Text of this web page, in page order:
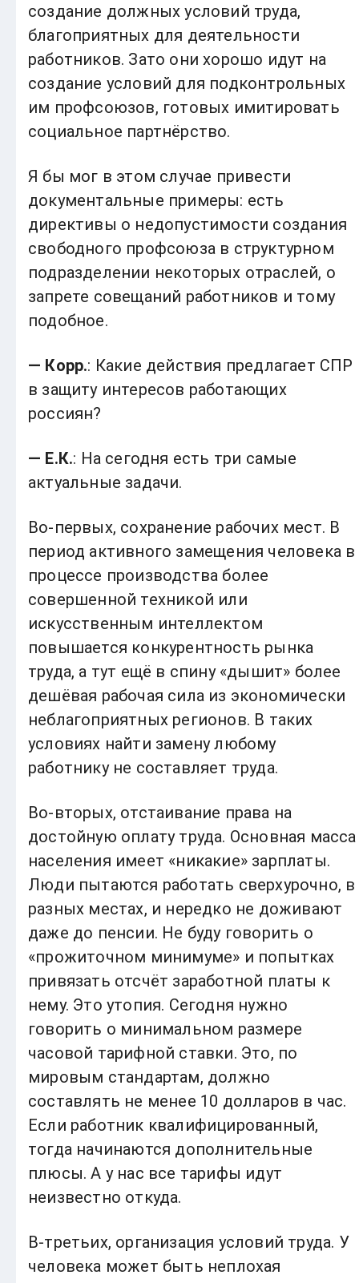
создание должных условий труда,
благоприятных для деятельности
работников. Зато они хорошо идут на
создание условий для подконтрольных
им профсоюзов, готовых имитировать
социальное партнёрство.
Я бы мог в этом случае привести
документальные примеры: есть
директивы о недопустимости создания
свободного профсоюза в структурном
подразделении некоторых отраслей, о
запрете совещаний работников и тому
подобное.
— Корр.: Какие действия предлагает СПР
в защиту интересов работающих
россиян?
— Е.К.: На сегодня есть три самые
актуальные задачи.
Во-первых, сохранение рабочих мест. В
период активного замещения человека в
процессе производства более
совершенной техникой или
искусственным интеллектом
повышается конкурентность рынка
труда, а тут ещё в спину «дышит» более
дешёвая рабочая сила из экономически
неблагоприятных регионов. В таких
условиях найти замену любому
работнику не составляет труда.
Во-вторых, отстаивание права на
достойную оплату труда. Основная масса
населения имеет «никакие» зарплаты.
Люди пытаются работать сверхурочно, в
разных местах, и нередко не доживают
даже до пенсии. Не буду говорить о
«прожиточном минимуме» и попытках
привязать отсчёт заработной платы к
нему. Это утопия. Сегодня нужно
говорить о минимальном размере
часовой тарифной ставки. Это, по
мировым стандартам, должно
составлять не менее 10 долларов в час.
Если работник квалифицированный,
тогда начинаются дополнительные
плюсы. А у нас все тарифы идут
неизвестно откуда.
В-третьих, организация условий труда. У
человека может быть неплохая